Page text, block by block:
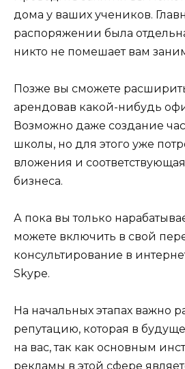
дома у ваших учеников.
распоряжении была
никто не помешает вам
Позже вы сможете
арендовав какой-нибудь
Возможно даже создание
школы, но для этого уже
вложения и
бизнеса.
А пока вы только
можете включить в свой
консультирование в
Skype.
На начальных этапах важно
репутацию, которая в
на вас, так как основным
рекламы в этой сфере